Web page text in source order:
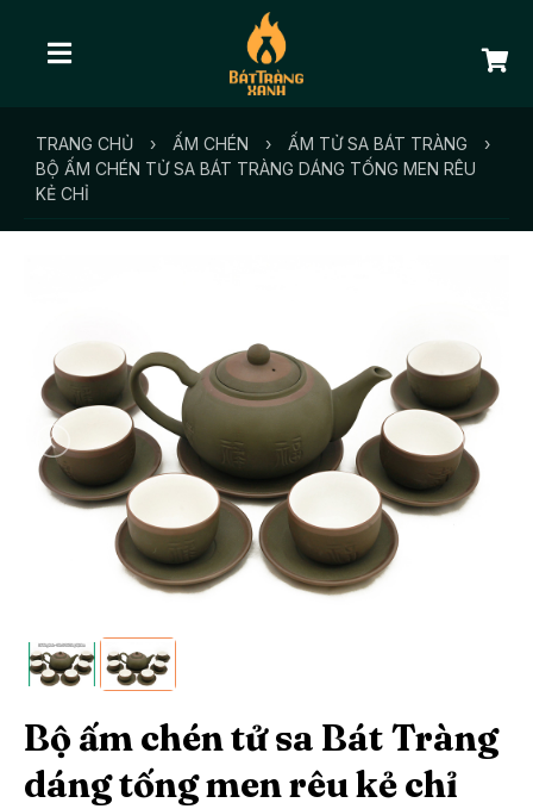
TRANG CHỦ › ẤM CHÉN › ẤM TỬ SA BÁT TRÀNG
›
BỘ ẤM CHÉN TỬ SA BÁT TRÀNG DÁNG TỐNG MEN RÊU
KẺ CHỈ
Bộ ấm chén tử sa Bát Tràng
dáng tống men rêu kẻ chỉ